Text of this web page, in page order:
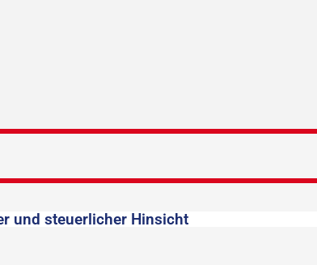
und steuerlicher Hinsicht